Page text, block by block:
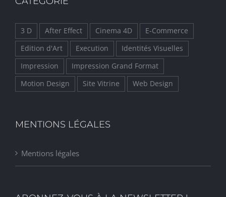
3 D After Effect Cinema 4D
E-Commerce
Edition d'Art
Execution
Identités Visuelles
Impression
Impression Grand Format
Motion Design
Site Vitrine Web Design
MENTIONS LÉGALES
Mentions légales